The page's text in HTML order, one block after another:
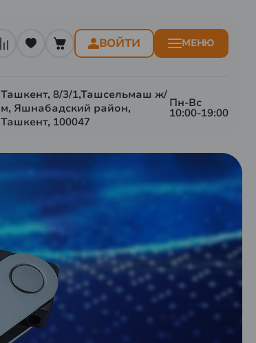
ВОЙТИ МЕНЮ
Ташкент, 8/3/1,Ташсельмаш ж/
м, Яшнабадский район,
Ташкент, 100047
Пн-Вс
10:00-19:00